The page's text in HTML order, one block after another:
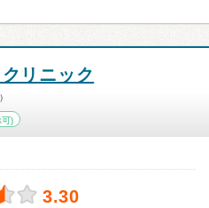
リニック
)
3.30